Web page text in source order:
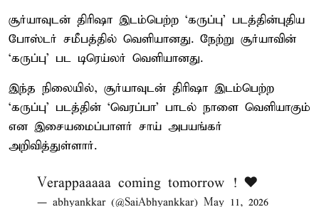
சூர்யாவுடன் திரிஷா இடம்பெற்ற ‘கருப்பு’ படத்தின்புதிய
போஸ்டர் சமீபத்தில் வெளியானது. நேற்று சூர்யாவின்
‘கருப்பு’ பட டிரெய்லர் வெளியானது.
இந்த நிலையில், சூர்யாவுடன் திரிஷா இடம்பெற்ற
‘கருப்பு’ படத்தின் ‘வெரப்பா’ பாடல் நாளை வெளியாகும்
என இசையமைப்பாளர் சாய் அபயங்கர்
அறிவித்துள்ளார்.
Verappaaaaa coming tomorrow ! ♥️
— abhyankkar (@SaiAbhyankkar) May 11, 2026